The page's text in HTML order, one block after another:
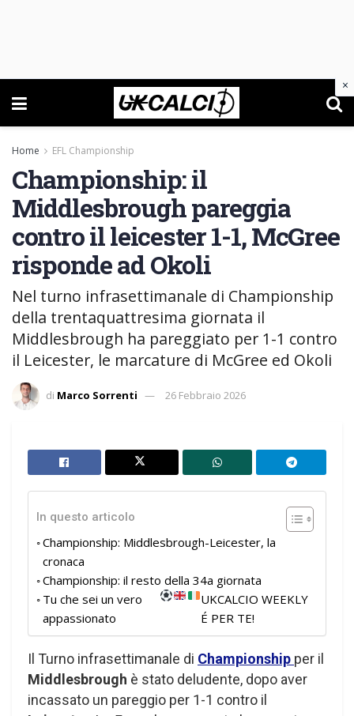
Home EFL Championship
Championship: il
Middlesbrough pareggia
contro il leicester 1-1, McGree
risponde ad Okoli
Nel turno infrasettimanale di Championship
della trentaquattresima giornata il
Middlesbrough ha pareggiato per 1-1 contro
il Leicester, le marcature di McGree ed Okoli
di Marco Sorrenti 26 Febbraio 2026
In questo articolo
Championship: Middlesbrough-Leicester, la
cronaca
Championship: il resto della 34a giornata
Tu che sei un vero
appassionato
UKCALCIO WEEKLY
É PER TE!
Il Turno infrasettimanale di Championship per il
Middlesbrough è stato deludente, dopo aver
incassato un pareggio per 1-1 contro il
×